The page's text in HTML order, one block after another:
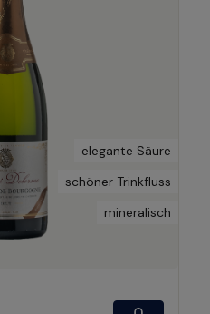
elegante Säure
schöner Trinkfluss
mineralisch